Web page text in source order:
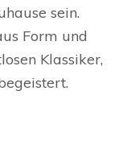
sein.
Form und
Klassiker,